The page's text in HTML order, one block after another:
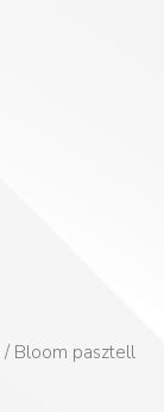
/ Bloom pasztell